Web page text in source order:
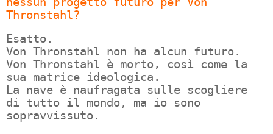
Thronstahl?
Esatto.
Von Thronstahl non ha alcun futuro.
Von Thronstahl è morto, così come la
sua matrice ideologica.
La nave è naufragata sulle scogliere
di tutto il mondo, ma io sono
sopravvissuto.